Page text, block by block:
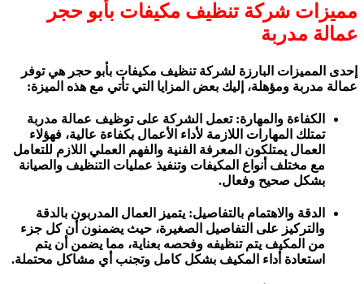
مميزات شركة تنظيف مكيفات بأبو حجر
عمالة مدربة
إحدى المميزات البارزة لشركة تنظيف مكيفات بأبو حجر هي توفر
عمالة مدربة ومؤهلة، إليك بعض المزايا التي تأتي مع هذه الميزة:
الكفاءة والمهارة: تعمل الشركة على توظيف عمالة مدربة
تمتلك المهارات اللازمة لأداء الأعمال بكفاءة عالية، فهؤلاء
العمال يمتلكون المعرفة الفنية والفهم العملي اللازم للتعامل
مع مختلف أنواع المكيفات وتنفيذ عمليات التنظيف والصيانة
بشكل صحيح وفعال.
الدقة والاهتمام بالتفاصيل: يتميز العمال المدربون بالدقة
والتركيز على التفاصيل الصغيرة، حيث يضمنون أن كل جزء
من المكيف يتم تنظيفه وفحصه بعناية، مما يضمن أن يتم
استعادة أداء المكيف بشكل كامل وتجنب أي مشاكل محتملة.